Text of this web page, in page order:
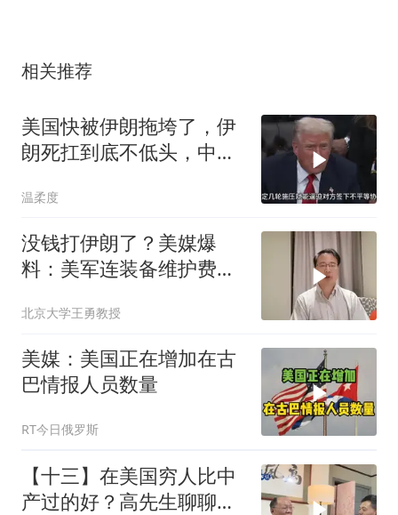
相关推荐
美国快被伊朗拖垮了，伊
朗死扛到底不低头，中国
温柔度
没钱打伊朗了？美媒爆
料：美军连装备维护费都
北京大学王勇教授
美媒：美国正在增加在古
巴情报人员数量
RT今日俄罗斯
【十三】在美国穷人比中
产过的好？高先生聊聊美